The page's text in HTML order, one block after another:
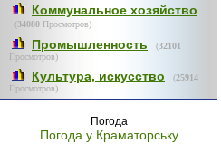
Коммунальное хозяйство
(34080 Просмотров)
Промышленность (32101
Просмотров)
Культура, искусство (25914
Просмотров)
Погода
Погода у Краматорську